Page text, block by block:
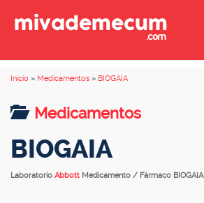
Inicio » Medicamentos » BIOGAIA
Medicamentos
BIOGAIA
Laboratorio Abbott Medicamento / Fármaco BIOGAIA